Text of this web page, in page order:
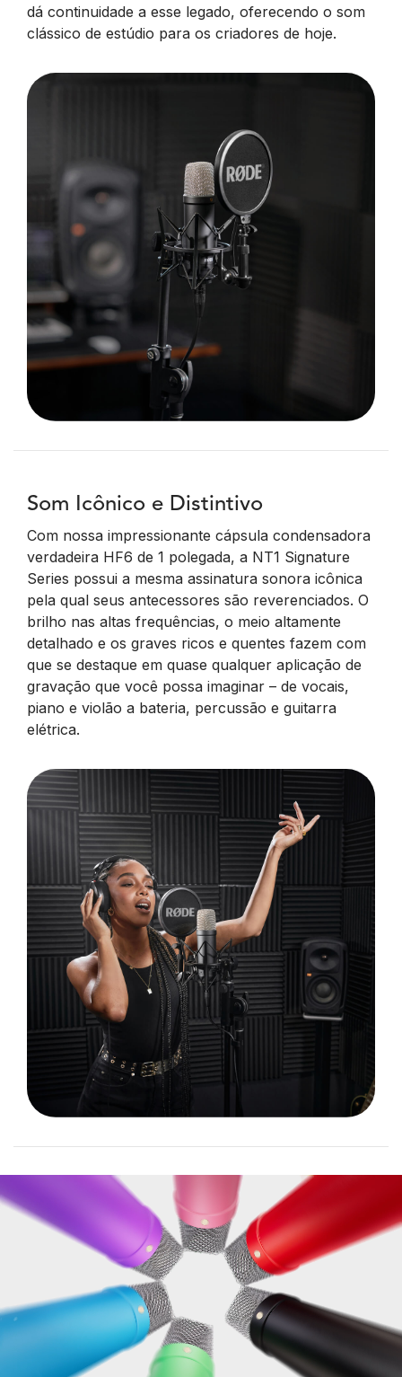
dá continuidade a esse legado, oferecendo o som
clássico de estúdio para os criadores de hoje.
Som Icônico e Distintivo
Com nossa impressionante cápsula condensadora
verdadeira HF6 de 1 polegada, a NT1 Signature
Series possui a mesma assinatura sonora icônica
pela qual seus antecessores são reverenciados. O
brilho nas altas frequências, o meio altamente
detalhado e os graves ricos e quentes fazem com
que se destaque em quase qualquer aplicação de
gravação que você possa imaginar – de vocais,
piano e violão a bateria, percussão e guitarra
elétrica.